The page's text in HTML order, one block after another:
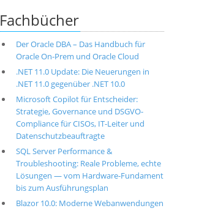
Fachbücher
Der Oracle DBA – Das Handbuch für
Oracle On-Prem und Oracle Cloud
.NET 11.0 Update: Die Neuerungen in
.NET 11.0 gegenüber .NET 10.0
Microsoft Copilot für Entscheider:
Strategie, Governance und DSGVO-
Compliance für CISOs, IT-Leiter und
Datenschutzbeauftragte
SQL Server Performance &
Troubleshooting: Reale Probleme, echte
Lösungen — vom Hardware-Fundament
bis zum Ausführungsplan
Blazor 10.0: Moderne Webanwendungen